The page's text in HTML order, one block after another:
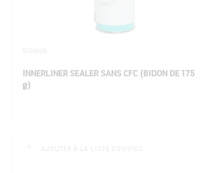
5159028
INNERLINER SEALER SANS CFC (BIDON DE 175
g)